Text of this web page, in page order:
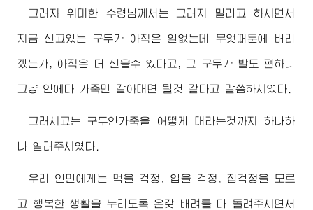
그러자위대한 수령님께서 는 그러지 말라고 하시면서
지금 신고있는 구두가 아직은 일없는데 무엇때문에 버리
겠는가, 아직은 더 신을수 있다고, 그 구두가 발도 편하니
그냥 안에다 가죽만 갈아대면 될것 같다고 말씀하시였다.
그러시고는 구두안가죽을 어떻게 대라는것까지 하나하
나 일러주시였다.
우리 인민에게는 먹을 걱정, 입을 걱정, 집걱정을 모르
고 행복한 생활을 누리도록 온갖 배려를 다 돌려주시면서